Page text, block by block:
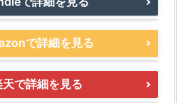
で詳細を見る
天で詳細を見る